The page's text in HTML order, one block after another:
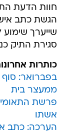
חוות הדעת
הגשת כתב
שייערך
סגירת התיק
כותרות
בפברואר:
ממעצר בית
פרשת
אשתו
הערכה: כתב